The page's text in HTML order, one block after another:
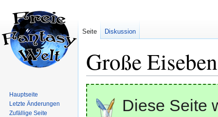
Große
Zur
Navigation
springen
Zur
Suche
springen
Diese Seite
Seite Diskussion
Hauptseite
Letzte Änderungen
Zufällige Seite